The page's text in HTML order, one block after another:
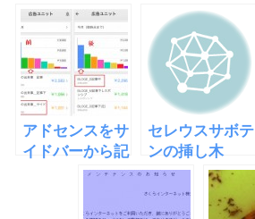
水槽
「EcoQube
は相性が悪いと
ダメ
アドセンスをサ
イドバーから記
事中に移したら
セレウスサボテ
ンの挿し木
2012失敗